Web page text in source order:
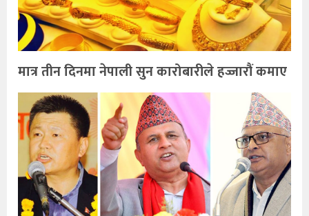
मात्र तीन दिनमा नेपाली सुन कारोबारीले हज्जारौं कमाए